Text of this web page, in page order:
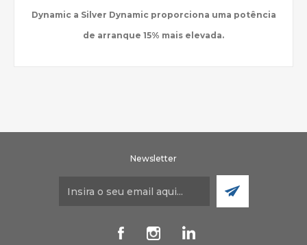
Dynamic a Silver Dynamic proporciona uma potência
de arranque 15% mais elevada.
Newsletter